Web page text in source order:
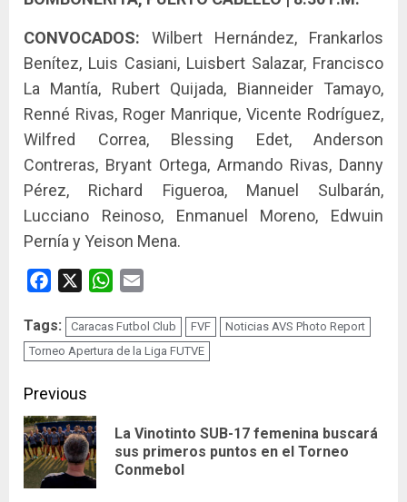
CONVOCADOS: Wilbert Hernández, Frankarlos
Benítez, Luis Casiani, Luisbert Salazar, Francisco
La Mantía, Rubert Quijada, Bianneider Tamayo,
Renné Rivas, Roger Manrique, Vicente Rodríguez,
Wilfred Correa, Blessing Edet, Anderson
Contreras, Bryant Ortega, Armando Rivas, Danny
Pérez, Richard Figueroa, Manuel Sulbarán,
Lucciano Reinoso, Enmanuel Moreno, Edwuin
Pernía y Yeison Mena.
Facebook WhatsApp
Tags: Caracas Futbol Club FVF
Noticias AVS Photo Report
Torneo Apertura de la Liga FUTVE
Continue
Reading
Previous
La Vinotinto SUB-17 femenina buscará
sus primeros puntos en el Torneo
Conmebol